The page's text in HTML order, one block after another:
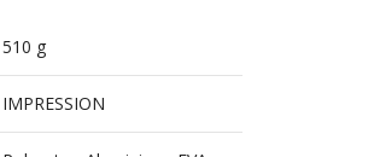
510 g
IMPRESSION